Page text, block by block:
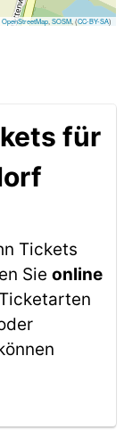
OpenStreetMap ,SOSM , (CC-BY-SA)
für
Tickets
Sie online